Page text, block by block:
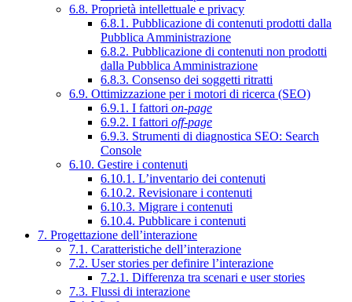
6.8. Proprietà intellettuale e privacy
6.8.1. Pubblicazione di contenuti prodotti dalla
Pubblica Amministrazione
6.8.2. Pubblicazione di contenuti non prodotti
dalla Pubblica Amministrazione
6.8.3. Consenso dei soggetti ritratti
6.9. Ottimizzazione per i motori di ricerca (SEO)
6.9.1. I fattori on-page
6.9.2. I fattori off-page
6.9.3. Strumenti di diagnostica SEO: Search
Console
6.10. Gestire i contenuti
6.10.1. L’inventario dei contenuti
6.10.2. Revisionare i contenuti
6.10.3. Migrare i contenuti
6.10.4. Pubblicare i contenuti
7. Progettazione dell’interazione
7.1. Caratteristiche dell’interazione
7.2. User stories per definire l’interazione
7.2.1. Differenza tra scenari e user stories
7.3. Flussi di interazione